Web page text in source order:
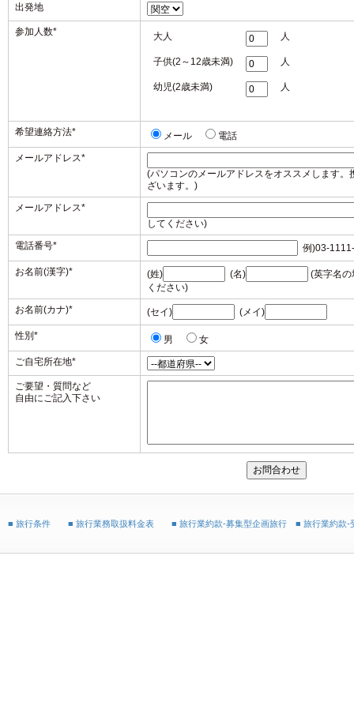
出発地
参加人数* 大人 人
子供(2～12歳未満) 人
幼児(2歳未満) 人
希望連絡方法* メール
電話
メールアドレス*
(パソコンのメールアドレスをオススメします
ざいます。)
メールアドレス*
してください)
電話番号* 例)03-
お名前(漢字)* (姓) (名)
(英字名
ください)
お名前(カナ)* (セイ) (メイ)
性別 * 男
女
ご自宅所在地*
ご要望・質問など
自由にご記入下さい
■ 旅行条件 ■ 旅行業務取扱料金表 ■ 旅行業約款-募集型企画旅行 ■ 旅行業約款-